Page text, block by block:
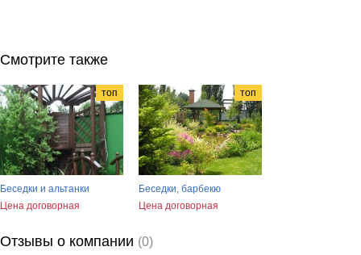
Смотрите также
топ
Беседки и альтанки
Цена договорная
топ
Беседки, барбекю
Цена договорная
Отзывы о компании (0)